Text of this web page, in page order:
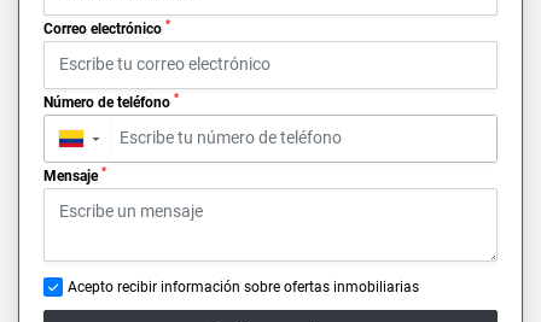
Correo electrónico *
Número de teléfono *
▼
Mensaje *
Acepto recibir información sobre ofertas inmobiliarias